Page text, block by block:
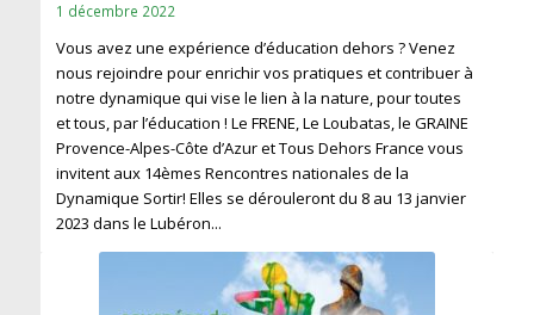
1 décembre 2022
Vous avez une expérience d’éducation dehors ? Venez
nous rejoindre pour enrichir vos pratiques et contribuer à
notre dynamique qui vise le lien à la nature, pour toutes
et tous, par l’éducation ! Le FRENE, Le Loubatas, le GRAINE
Provence-Alpes-Côte d’Azur et Tous Dehors France vous
invitent aux 14èmes Rencontres nationales de la
Dynamique Sortir! Elles se dérouleront du 8 au 13 janvier
2023 dans le Lubéron...